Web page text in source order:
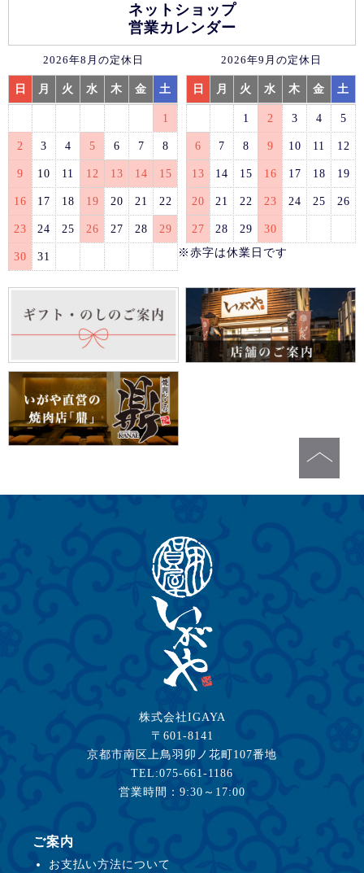
ネットショップ
営業カレンダー
2026年8月の定休日
日 月 火 水 木 金 土
1
2 3 4 5 6 7 8
9 10 11 12 13 14 15
16 17 18 19 20 21 22
23 24 25 26 27 28 29
30 31
2026年9月の定休日
日 月 火 水 木 金 土
1 2 3 4 5
6 7 8 9 10 11 12
13 14 15 16 17 18 19
20 21 22 23 24 25 26
27 28 29
30
※赤字は休業日です
株式会社IGAYA
〒601-8141
京都市南区上鳥羽卯ノ花町107番地
TEL:075-661-1186
営業時間：9:30～17:00
ご案内
お支払い方法について